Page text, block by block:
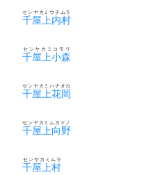
千屋上内村
センヤカミウチムラ
千屋上小森
センヤカミコモリ
千屋上花岡
センヤカミハナオカ
千屋上向野
センヤカミムカイノ
千屋上村
センヤカミムラ